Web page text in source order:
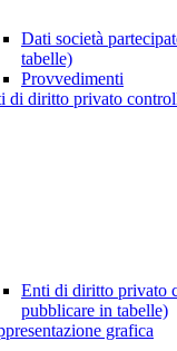
Dati società
tabelle)
Provvedimenti
di diritto privato
Enti di diritto privato
pubblicare in tabelle)
grafica